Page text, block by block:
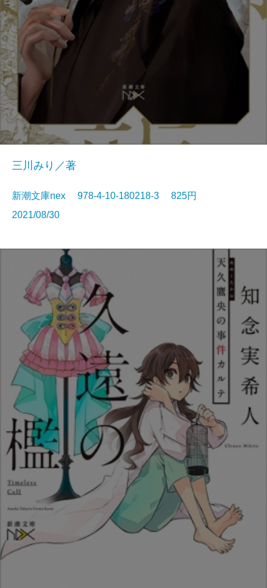
三川みり／著
新潮文庫nex 978-4-10-180218-3 825円
2021/08/30